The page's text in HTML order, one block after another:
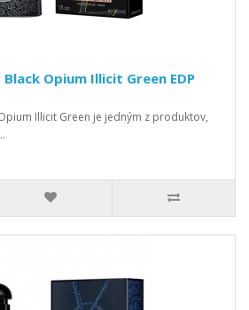
Opium Illicit Green EDP
Illicit Green je jedným z produktov,